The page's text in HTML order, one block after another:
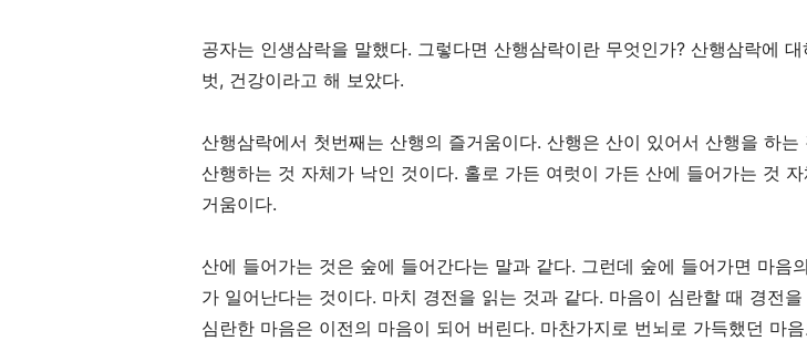
공자는 인생삼락을 말했다. 그렇다면 산행삼락이란 무엇인가? 산행삼락에
벗, 건강이라고 해 보았다.
산행삼락에서 첫번째는 산행의 즐거움이다. 산행은 산이 있어서 산행을 하는
산행하는 것 자체가 낙인 것이다. 홀로 가든 여럿이 가든 산에 들어가는 것
거움이다.
산에 들어가는 것은 숲에 들어간다는 말과 같다. 그런데 숲에 들어가면 마음
가 일어난다는 것이다. 마치 경전을 읽는 것과 같다. 마음이 심란할 때 경전을
심란한 마음은 이전의 마음이 되어 버린다. 마찬가지로 번뇌로 가득했던 마